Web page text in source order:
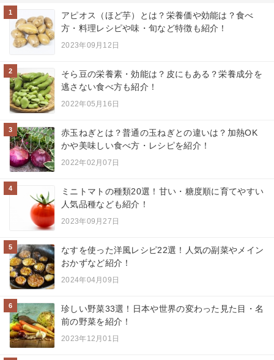
1
アピオス（ほど芋）とは？栄養価や効能は？食べ
方・料理レシピや味・旬など特徴も紹介！
2023年09月12日
2
そら豆の栄養素・効能は？皮にもある？栄養成分を
逃さない食べ方も紹介！
2022年05月16日
3
赤玉ねぎとは？普通の玉ねぎとの違いは？加熱OK
かや美味しい食べ方・レシピを紹介！
2022年02月07日
4
ミニトマトの種類20選！甘い・糖度順に育てやすい
人気品種なども紹介！
2023年09月27日
5
なすを使った洋風レシピ22選！人気の副菜やメイン
おかずなど紹介！
2024年04月09日
6
珍しい野菜33選！日本や世界の変わった見た目・名
前の野菜を紹介！
2023年12月01日